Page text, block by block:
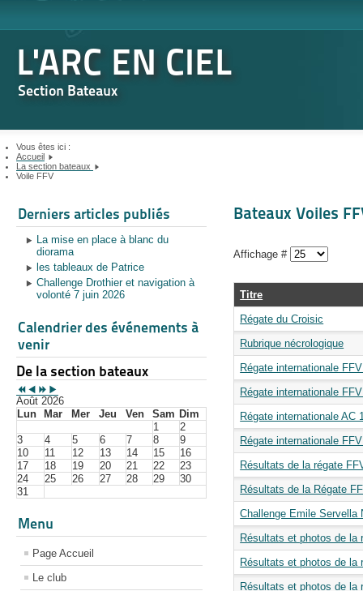
L'ARC EN CIEL
Section Bateaux
Vous êtes ici :
Accueil
La section bateaux
Voile FFV
Derniers articles publiés
La mise en place à blanc du
diorama
les tableaux de Patrice
Challenge Drothier et navigation à
volonté 7 juin 2026
Calendrier des événements à
venir
De la section bateaux
précédente
précédent
suivante
suivant
Août 2026
Lun
Mar Mer Jeu Ven Sam Dim
1
2
3
4 5 6 7 8
9
10
11 12 13 14 15
16
17
18 19 20 21 22
23
24
25 26 27 28 29
30
31
Menu
Page Accueil
Le club
Bateaux Voiles
Affichage #
Titre
Régate du Croisic
Rubrique nécrologique
Régate internationale
Régate internationale
Régate internationale AC
Régate internationale
Résultats de la régate
Résultats de la Régate
Challenge Emile Servella
Résultats et photos de la
Résultats et photos de la
Résultats et photos de la